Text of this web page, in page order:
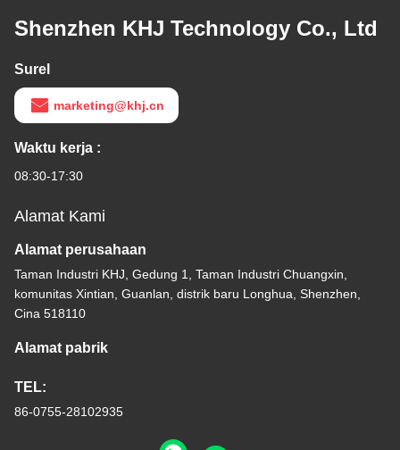
Shenzhen KHJ Technology Co., Ltd
Surel
marketing@khj.cn
Waktu kerja :
08:30-17:30
Alamat Kami
Alamat perusahaan
Taman Industri KHJ, Gedung 1, Taman Industri Chuangxin,
komunitas Xintian, Guanlan, distrik baru Longhua, Shenzhen,
Cina 518110
Alamat pabrik
TEL:
86-0755-28102935